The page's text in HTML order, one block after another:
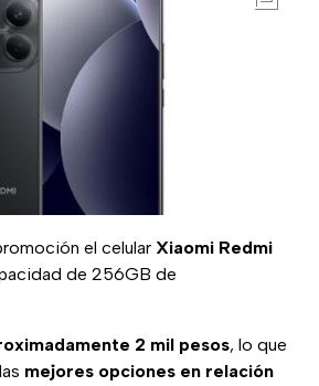
el celular Xiaomi Redmi
de 256GB de
2 mil pesos, lo que
mejores opciones en relación